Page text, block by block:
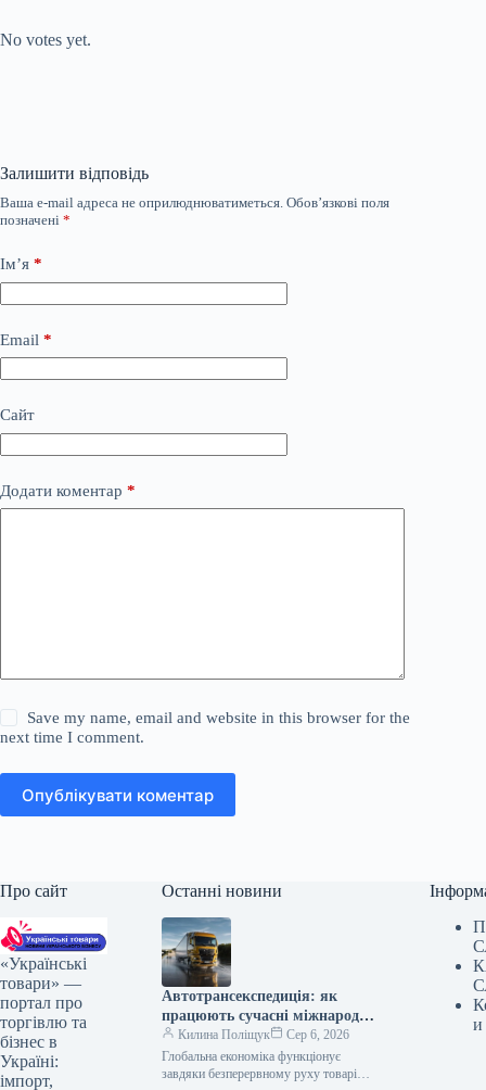
No votes yet.
Залишити відповідь
Ваша e-mail адреса не оприлюднюватиметься. Обов’язкові поля
позначені *
Ім’я *
Email *
Сайт
Додати коментар *
Save my name, email and website in this browser for the
next time I comment.
Опублікувати коментар
Про сайт
«Українські
товари» —
портал про
торгівлю та
бізнес в
Україні:
імпорт,
Останні новини
Автотрансекспедиція: як
працюють сучасні міжнародні
автомобільні перевезення
вантажів
Килина Поліщук
Сер 6, 2026
Глобальна економіка функціонує
завдяки безперервному руху товарів
и